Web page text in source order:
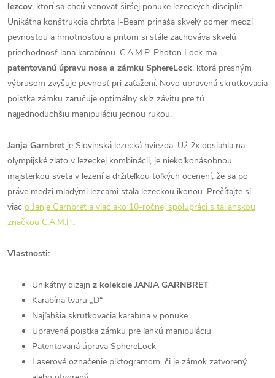
lezcov, ktorí sa chcú venovať širšej ponuke lezeckých disciplín.
Unikátna konštrukcia chrbta I-Beam prináša skvelý pomer medzi
pevnosťou a hmotnosťou a pritom si stále zachováva skvelú
priechodnosť lana karabínou. C.A.M.P. Photon Lock má
patentovanú úpravu nosa a zámku SphereLock, ktorá presným
výbrusom zvyšuje pevnosť pri zaťažení. Novo upravená skrutkovacia
poistka zámku zaručuje optimálny sklz závitu pre tú
najjednoduchšiu manipuláciu jednou rukou.
Janja Garnbret je Slovinská lezecká hviezda. Už 2x dosiahla na
olympijské zlato v lezeckej kombinácii, je niekoľkonásobnou
majsterkou sveta v lezení a držiteľkou toľkých ocenení, že sa po
práve medzi mladými lezcami stala lezeckou ikonou. Prečítajte si
viac o Janje Garnbret a viac ako 10-ročnej spolupráci s talianskou
značkou C.A.M.P..
Vlastnosti:
Unikátny dizajn z kolekcie JANJA GARNBRET
Karabína tvaru „D“
Najľahšia skrutkovacia karabína v ponuke
Upravená poistka zámku pre ľahkú manipuláciu
Patentovaná úprava SphereLock
Laserové označenie piktogramom, či je zámok zatvorený